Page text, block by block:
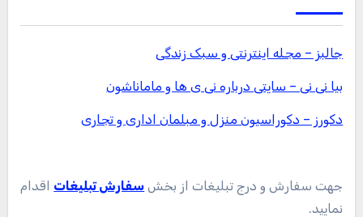
جالبز – مجله اینترنتی و سبک زندگی
بیا نی نی – سایتی درباره نی ی ها و ماماناشون
دکورز – دکوراسیون منزل و مبلمان اداری و تجاری
جهت سفارش و درج تبلیغات از بخش سفارش تبلیغات اقدام
نمایید.